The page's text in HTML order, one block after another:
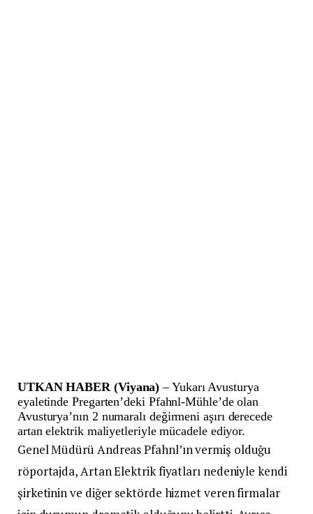
UTKAN HABER (Viyana)– Yukarı Avusturya
eyaletinde Pregarten’deki Pfahnl-Mühle’de olan
Avusturya’nın 2 numaralı değirmeni aşırı derecede
artan elektrik maliyetleriyle mücadele ediyor.
Genel Müdürü Andreas Pfahnl’ın vermiş olduğu
röportajda, Artan Elektrik fiyatları nedeniyle kendi
şirketinin ve diğer sektörde hizmet veren firmalar